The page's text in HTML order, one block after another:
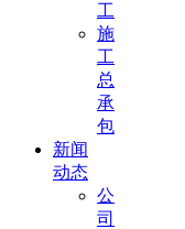
工
施
工
总
承
包
新闻
动态
公
司